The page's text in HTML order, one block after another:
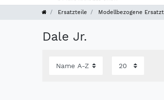
Ersatzteile Modellbezogene
Dale Jr.